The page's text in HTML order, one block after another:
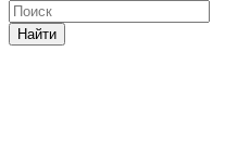
Найти